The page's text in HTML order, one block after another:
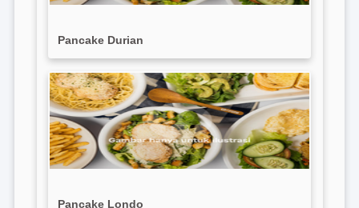
Pancake Durian
Pancake Londo